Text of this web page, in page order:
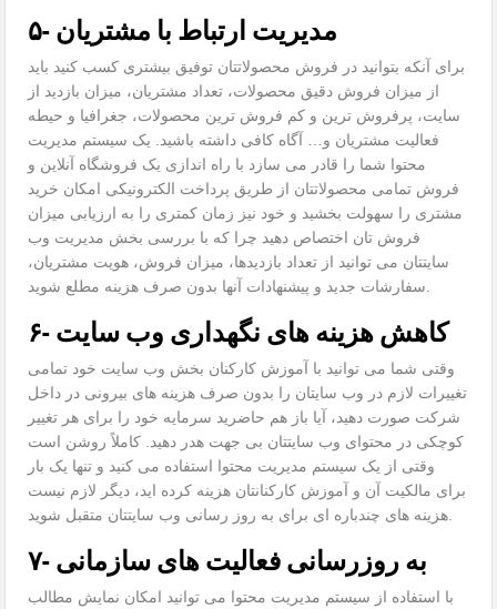
۵- مدیریت ارتباط با مشتریان
برای آنکه بتوانید در فروش محصولاتتان توفیق بیشتری کسب کنید باید
از میزان فروش دقیق محصولات، تعداد مشتریان، میزان بازدید از
سایت، پرفروش ترین و کم فروش ترین محصولات، جغرافیا و حیطه
فعالیت مشتریان و… آگاه کافی داشته باشید. یک سیستم مدیریت
محتوا شما را قادر می سازد با راه اندازی یک فروشگاه آنلاین و
فروش تمامی محصولاتتان از طریق پرداخت الکترونیکی امکان خرید
مشتری را سهولت بخشید و خود نیز زمان کمتری را به ارزیابی میزان
فروش تان اختصاص دهید چرا که با بررسی بخش مدیریت وب
سایتتان می توانید از تعداد بازدیدها، میزان فروش، هویت مشتریان،
۶- کاهش هزینه های نگهداری وب سایت
وقتی شما می توانید با آموزش کارکنان بخش وب سایت خود تمامی
تغییرات لازم در وب سایتان را بدون صرف هزینه های بیرونی در داخل
شرکت صورت دهید، آیا باز هم حاضرید سرمایه خود را برای هر تغییر
کوچکی در محتوای وب سایتتان بی جهت هدر دهید. کاملاً روشن است
وقتی از یک سیستم مدیریت محتوا استفاده می کنید و تنها یک بار
برای مالکیت آن و آموزش کارکنانتان هزینه کرده اید، دیگر لازم نیست
۷- به روزرسانی فعالیت های سازمانی
با استفاده از سیستم مدیریت محتوا می توانید امکان نمایش مطالب